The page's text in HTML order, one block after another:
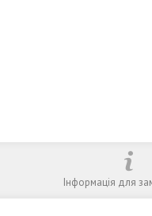
Інформація для